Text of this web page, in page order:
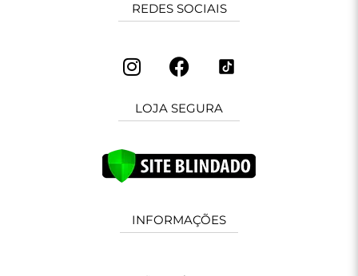
REDES SOCIAIS
LOJA SEGURA
INFORMAÇÕES